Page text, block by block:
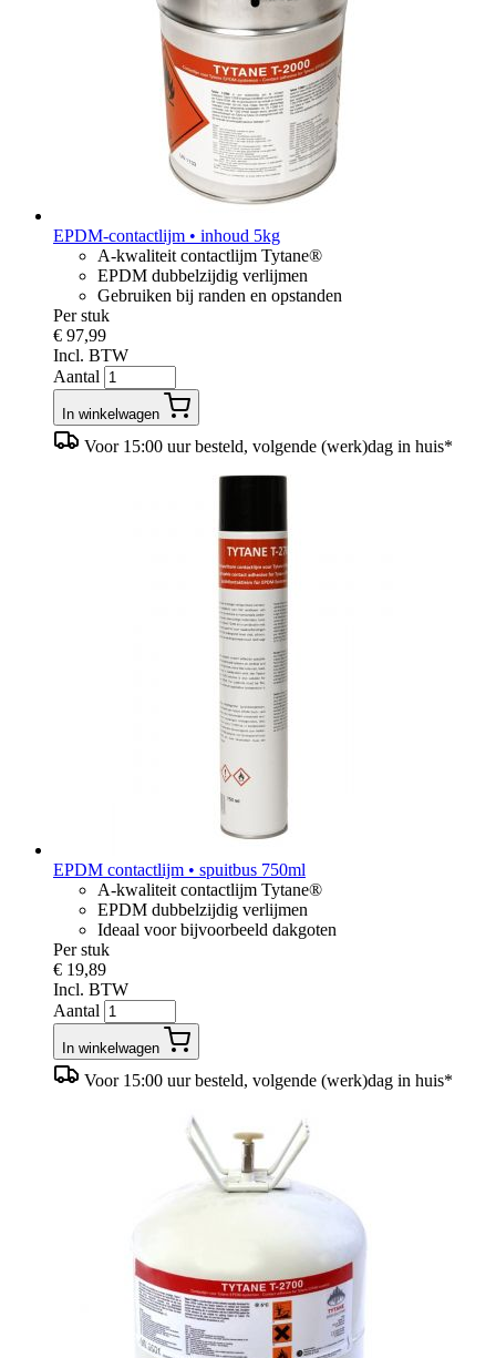
EPDM-contactlijm • inhoud 5kg
A-kwaliteit contactlijm Tytane®
EPDM dubbelzijdig verlijmen
Gebruiken bij randen en opstanden
Per stuk
€ 97,99
Incl. BTW
Aantal
In winkelwagen
Voor 15:00 uur besteld, volgende (werk)dag in huis*
EPDM contactlijm • spuitbus 750ml
A-kwaliteit contactlijm Tytane®
EPDM dubbelzijdig verlijmen
Ideaal voor bijvoorbeeld dakgoten
Per stuk
€ 19,89
Incl. BTW
Aantal
In winkelwagen
Voor 15:00 uur besteld, volgende (werk)dag in huis*